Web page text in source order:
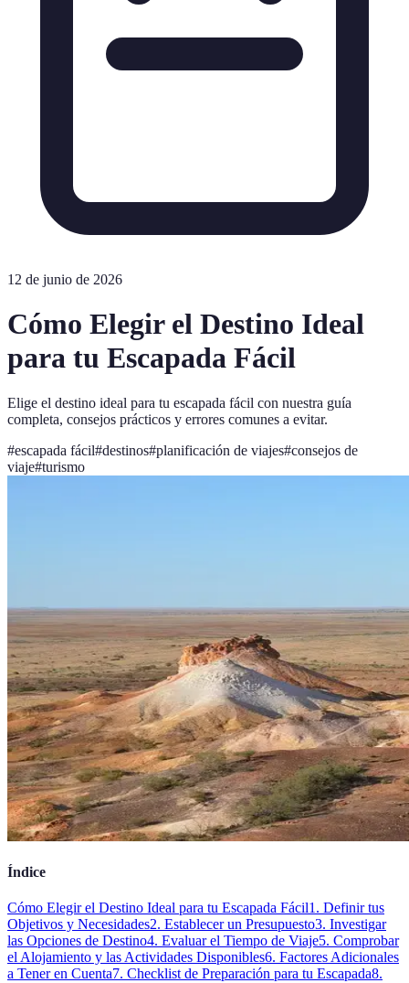
12 de junio de 2026
Cómo Elegir el Destino Ideal
para tu Escapada Fácil
Elige el destino ideal para tu escapada fácil con nuestra guía
completa, consejos prácticos y errores comunes a evitar.
#escapada fácil#destinos#planificación de viajes#consejos de
viaje#turismo
Índice
Cómo Elegir el Destino Ideal para tu Escapada Fácil1. Definir tus
Objetivos y Necesidades2. Establecer un Presupuesto3. Investigar
las Opciones de Destino4. Evaluar el Tiempo de Viaje5. Comprobar
el Alojamiento y las Actividades Disponibles6. Factores Adicionales
a Tener en Cuenta7. Checklist de Preparación para tu Escapada8.